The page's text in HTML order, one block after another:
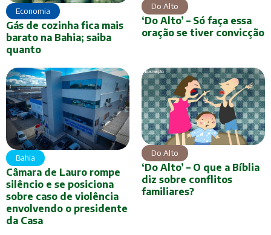
Economia
Gás de cozinha fica mais
barato na Bahia; saiba
quanto
Do Alto
‘Do Alto’ – Só faça essa
oração se tiver convicção
Bahia
Câmara de Lauro rompe
silêncio e se posiciona
sobre caso de violência
envolvendo o presidente
da Casa
Do Alto
‘Do Alto’ – O que a Bíblia
diz sobre conflitos
familiares?